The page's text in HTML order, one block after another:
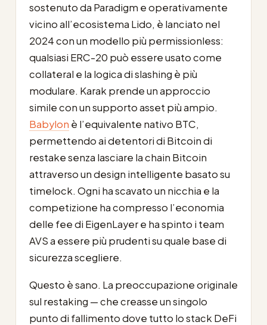
sostenuto da Paradigm e operativamente
vicino all’ecosistema Lido, è lanciato nel
2024 con un modello più permissionless:
qualsiasi ERC-20 può essere usato come
collateral e la logica di slashing è più
modulare. Karak prende un approccio
simile con un supporto asset più ampio.
Babylon è l’equivalente nativo BTC,
permettendo ai detentori di Bitcoin di
restake senza lasciare la chain Bitcoin
attraverso un design intelligente basato su
timelock. Ogni ha scavato un nicchia e la
competizione ha compresso l’economia
delle fee di EigenLayer e ha spinto i team
AVS a essere più prudenti su quale base di
sicurezza scegliere.
Questo è sano. La preoccupazione originale
sul restaking — che creasse un singolo
punto di fallimento dove tutto lo stack DeFi